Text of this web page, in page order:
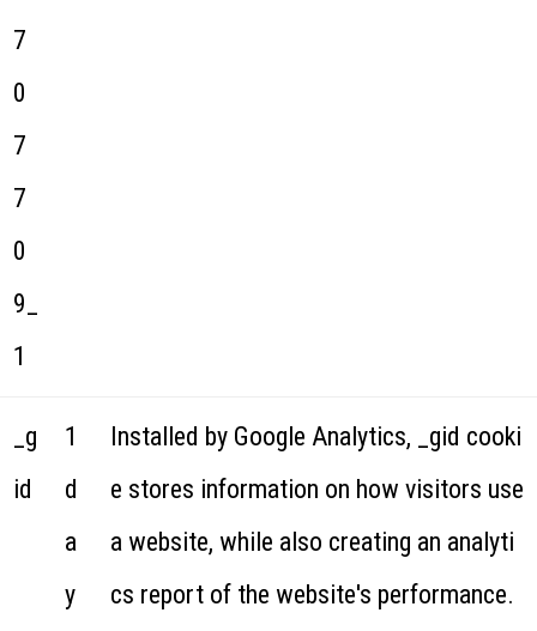
7
0
7
7
0
9_
1
_g
id
1
d
a
y
Installed by Google Analytics, _gid cooki
e stores information on how visitors use
a website, while also creating an analyti
cs report of the website's performance.